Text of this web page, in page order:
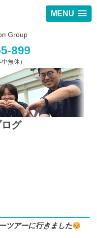
MENU
Group
899
無休）
グ
ツアーに行きました